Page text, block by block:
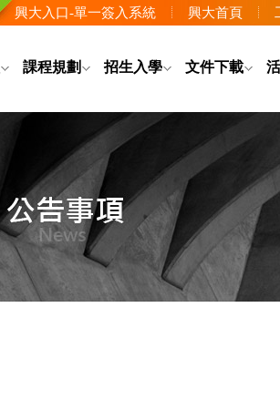
興大入口-單一簽入系統 興大首頁
課程規劃 招生入學 文件下載